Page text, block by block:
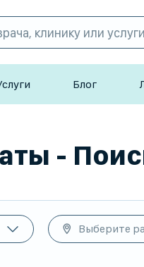
Блог
-
Выберите